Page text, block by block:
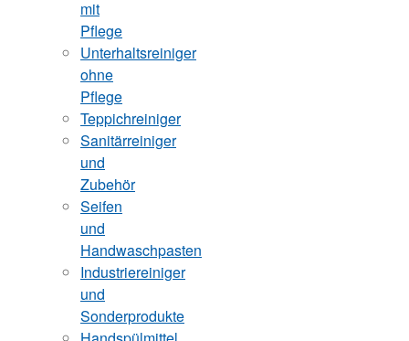
mit
Pflege
Unterhaltsreiniger
ohne
Pflege
Teppichreiniger
Sanitärreiniger
und
Zubehör
Seifen
und
Handwaschpasten
Industriereiniger
und
Sonderprodukte